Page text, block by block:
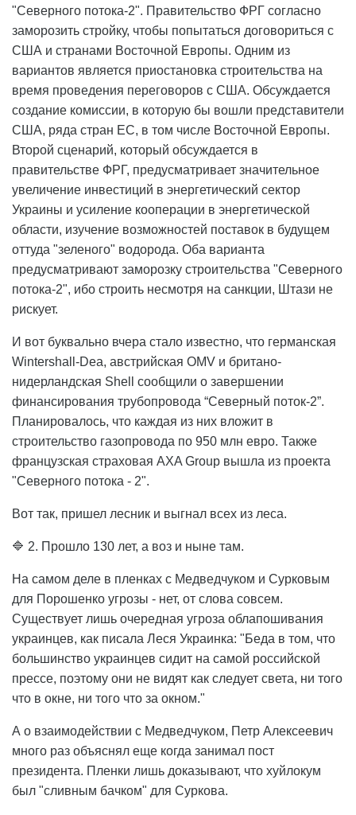
"Северного потока-2". Правительство ФРГ согласно
заморозить стройку, чтобы попытаться договориться с
США и странами Восточной Европы. Одним из
вариантов является приостановка строительства на
время проведения переговоров с США. Обсуждается
создание комиссии, в которую бы вошли представители
США, ряда стран ЕС, в том числе Восточной Европы.
Второй сценарий, который обсуждается в
правительстве ФРГ, предусматривает значительное
увеличение инвестиций в энергетический сектор
Украины и усиление кооперации в энергетической
области, изучение возможностей поставок в будущем
оттуда "зеленого" водорода. Оба варианта
предусматривают заморозку строительства "Северного
потока-2", ибо строить несмотря на санкции, Штази не
рискует.
И вот буквально вчера стало известно, что германская
Wintershall-Dea, австрийская OMV и британо-
нидерландская Shell сообщили о завершении
финансирования трубопровода “Северный поток-2”.
Планировалось, что каждая из них вложит в
строительство газопровода по 950 млн евро. Также
французская страховая AXA Group вышла из проекта
"Северного потока - 2".
Вот так, пришел лесник и выгнал всех из леса.
🔷 2. Прошло 130 лет, а воз и ныне там.
На самом деле в пленках с Медведчуком и Сурковым
для Порошенко угрозы - нет, от слова совсем.
Существует лишь очередная угроза облапошивания
украинцев, как писала Леся Украинка: "Беда в том, что
большинство украинцев сидит на самой российской
прессе, поэтому они не видят как следует света, ни того
что в окне, ни того что за окном."
А о взаимодействии с Медведчуком, Петр Алексеевич
много раз объяснял еще когда занимал пост
президента. Пленки лишь доказывают, что хуйлокум
был "сливным бачком" для Суркова.